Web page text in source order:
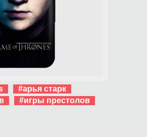
#арья старк
#игры престолов